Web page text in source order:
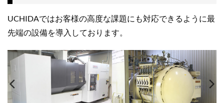
UCHIDAではお客様の高度な課題にも対応できるように最
先端の設備を導入しております。